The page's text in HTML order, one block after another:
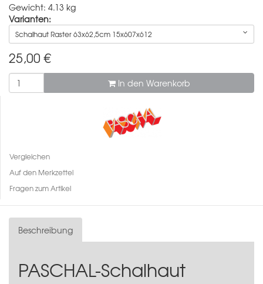
Gewicht: 4.13 kg
Varianten:
Schalhaut Raster 63x62,5cm 15x607x612
25,00 €
In den Warenkorb
Vergleichen
Auf den Merkzettel
Fragen zum Artikel
Beschreibung
PASCHAL-Schalhaut